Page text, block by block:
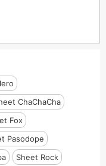
ChaChaCha
Fox
Pasodope
Sheet Rock